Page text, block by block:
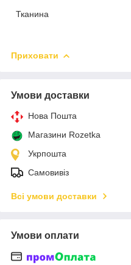
Тканина
Приховати
Умови доставки
Нова Пошта
Магазини Rozetka
Укрпошта
Самовивіз
Всі умови доставки
Умови оплати